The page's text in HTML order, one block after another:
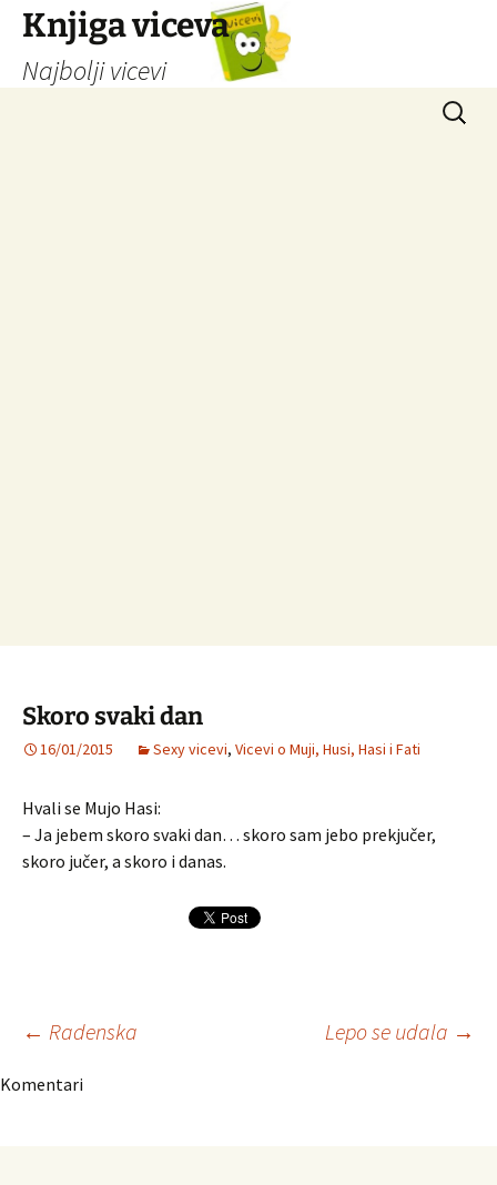
Knjiga viceva
Najbolji vicevi
Skoro svaki dan
16/01/2015 Sexy vicevi, Vicevi o Muji, Husi, Hasi i Fati
Hvali se Mujo Hasi:
– Ja jebem skoro svaki dan… skoro sam jebo prekjučer,
skoro jučer, a skoro i danas.
Navigacija
← Radenska Lepo se udala →
Komentari